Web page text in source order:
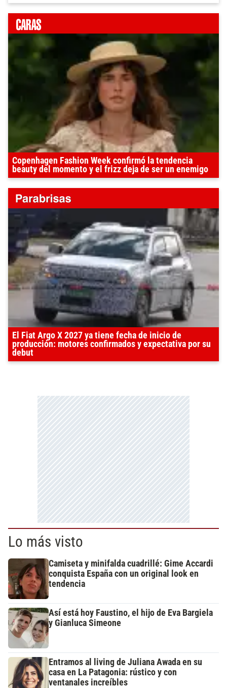
Copenhagen Fashion Week confirmó la tendencia
beauty del momento y el frizz deja de ser un enemigo
El Fiat Argo X 2027 ya tiene fecha de inicio de
producción: motores confirmados y expectativa por su
debut
Lo más visto
Camiseta y minifalda cuadrillé: Gime Accardi
conquista España con un original look en
tendencia
Así está hoy Faustino, el hijo de Eva Bargiela
y Gianluca Simeone
Entramos al living de Juliana Awada en su
casa en La Patagonia: rústico y con
ventanales increíbles